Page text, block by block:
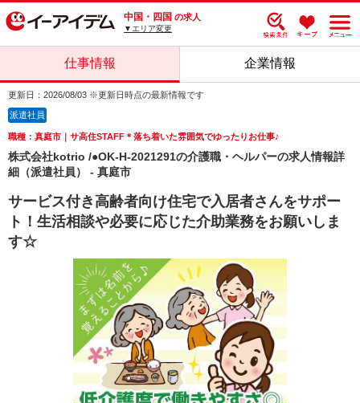
中国・四国 の求人
▼エリア変更
仕事情報 企業情報
更新日：2026/08/03 ※更新日時点の最新情報です
派遣社員
職種：真庭市｜サ高住STAFF＊落ち着いた雰囲気でゆったりお仕事♪
株式会社kotrio /●OK-H-2021291の介護職・ヘルパーの求人情報詳
細（派遣社員） - 真庭市
サービス付き高齢者向け住宅で入居者さんをサポー
ト！生活相談や必要に応じた介助業務をお願いしま
す☆